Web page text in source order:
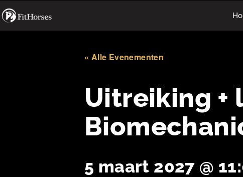
« Alle Evenementen
Uitreiking +
5 maart 2027 @